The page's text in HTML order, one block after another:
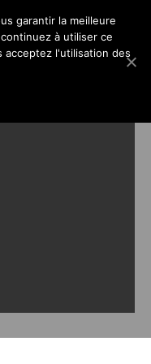
garantir la meilleure
à utiliser ce
acceptez l'utilisation des